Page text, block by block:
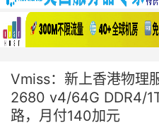
Vmiss：新上香港物理
2680 v4/64G DDR4/
路，月付140加元